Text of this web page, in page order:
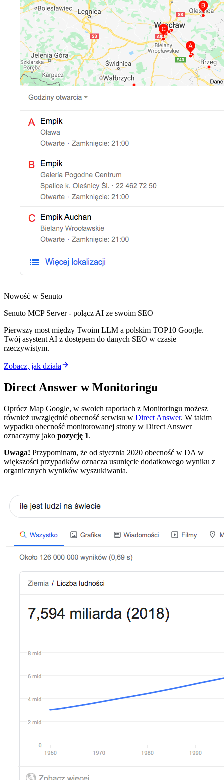
Nowość w Senuto
Senuto MCP Server - połącz AI ze swoim SEO
Pierwszy most między Twoim LLM a polskim TOP10 Google.
Twój asystent AI z dostępem do danych SEO w czasie
rzeczywistym.
Zobacz, jak działa
Direct Answer w Monitoringu
Oprócz Map Google, w swoich raportach z Monitoringu możesz
również uwzględnić obecność serwisu w Direct Answer. W takim
wypadku obecność monitorowanej strony w Direct Answer
oznaczymy jako pozycję 1.
Uwaga! Przypominam, że od stycznia 2020 obecność w DA w
większości przypadków oznacza usunięcie dodatkowego wyniku z
organicznych wyników wyszukiwania.